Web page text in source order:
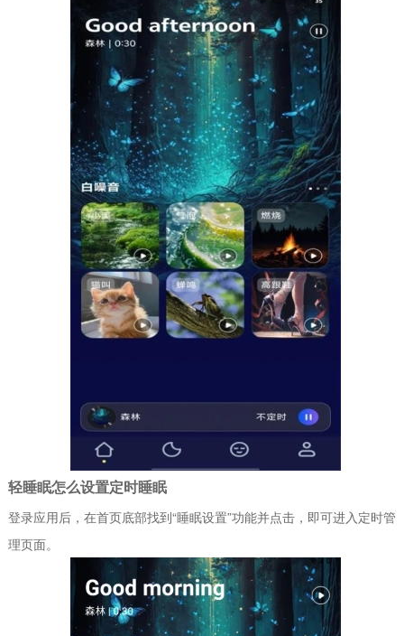
轻睡眠怎么设置定时睡眠
登录应用后，在首页底部找到“睡眠设置”功能并点击，即可进入定时管
理页面。